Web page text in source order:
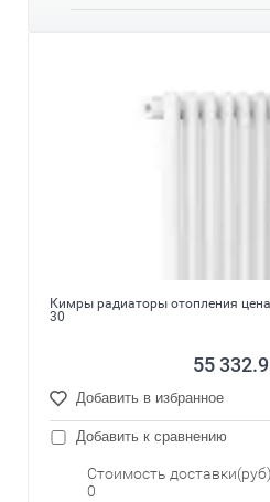
Кимры радиаторы отопления
30
55
Добавить в избранное
Добавить к сравнению
Стоимость доставки(руб)
0